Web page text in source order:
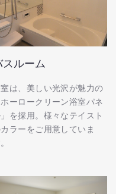
スルーム
は、美しい光沢が魅力の
ホーロークリーン浴室パネ
」を採用。様々なテイスト
ラーをご用意していま